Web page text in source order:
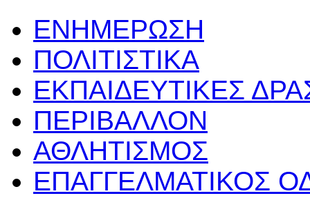
ΕΝΗΜΕΡΩΣΗ
ΠΟΛΙΤΙΣΤΙΚΑ
ΕΚΠΑΙΔΕΥΤΙΚΕΣ
ΠΕΡΙΒΑΛΛΟΝ
ΑΘΛΗΤΙΣΜΟΣ
ΕΠΑΓΓΕΛΜΑΤΙΚΟΣ